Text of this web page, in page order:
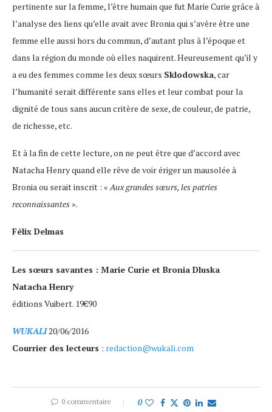
pertinente sur la femme, l’être humain que fut Marie Curie grâce à
l’analyse des liens qu’elle avait avec Bronia qui s’avère être une
femme elle aussi hors du commun, d’autant plus à l’époque et
dans la région du monde où elles naquirent. Heureusement qu’il y
a eu des femmes comme les deux sœurs Sklodowska, car
l’humanité serait différente sans elles et leur combat pour la
dignité de tous sans aucun critère de sexe, de couleur, de patrie,
de richesse, etc.
Et à la fin de cette lecture, on ne peut être que d’accord avec
Natacha Henry quand elle rêve de voir ériger un mausolée à
Bronia ou serait inscrit : «Aux grandes sœurs, les patries
reconnaissantes ».
Félix Delmas
Les sœurs savantes : Marie Curie et Bronia Dluska
Natacha Henry
éditions Vuibert. 19€90
WUKALI20/06/2016
Courrier des lecteurs : redaction@wukali.com
0 commentaire 0